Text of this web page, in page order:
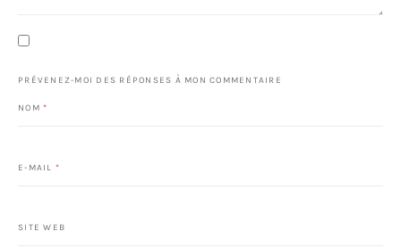
PRÉVENEZ-MOI DES RÉPONSES À MON COMMENTAIRE
NOM *
E-MAIL *
SITE WEB